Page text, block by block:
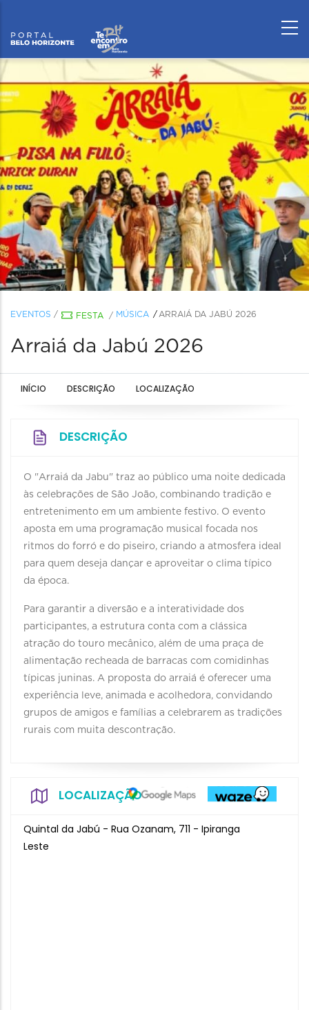
EVENTOS / FESTA / MÚSICA ARRAIÁ DA JABÚ 2026
Arraiá da Jabú 2026
INÍCIO DESCRIÇÃO LOCALIZAÇÃO
DESCRIÇÃO
O "Arraiá da Jabu" traz ao público uma noite dedicada
às celebrações de São João, combinando tradição e
entretenimento em um ambiente festivo. O evento
aposta em uma programação musical focada nos
ritmos do forró e do piseiro, criando a atmosfera ideal
para quem deseja dançar e aproveitar o clima típico
da época.
Para garantir a diversão e a interatividade dos
participantes, a estrutura conta com a clássica
atração do touro mecânico, além de uma praça de
alimentação recheada de barracas com comidinhas
típicas juninas. A proposta do arraiá é oferecer uma
experiência leve, animada e acolhedora, convidando
grupos de amigos e famílias a celebrarem as tradições
rurais com muita descontração.
LOCALIZAÇÃO
Quintal da Jabú - Rua Ozanam, 711 - Ipiranga
Leste